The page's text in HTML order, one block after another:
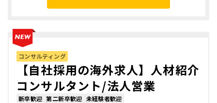
コンサルティング
【自社採用の海外求人】人材紹介
コンサルタント/法人営業
新卒歓迎 第二新卒歓迎 未経験者歓迎